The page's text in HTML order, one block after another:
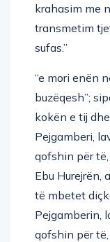
krahasim me
transmetim
sufas.”
“e mori enën
buzëqesh”;
kokën e tij
Pejgamberi,
qofshin për
Ebu Hurejrën,
të mbetet
Pejgamberin,
qofshin për